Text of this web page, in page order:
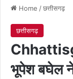
Home /छत्तीसगढ़
छत्तीसगढ़
भूपेश बघेल ने